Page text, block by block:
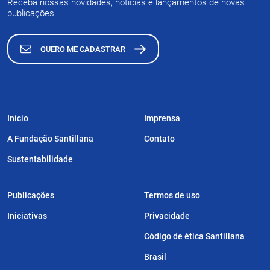
Receba nossas novidades, notícias e lançamentos de novas
publicações.
QUERO ME CADASTRAR
Início
A Fundação Santillana
Sustentabilidade
Publicações
Iniciativas
Imprensa
Contato
Termos de uso
Privacidade
Código de ética Santillana
Brasil